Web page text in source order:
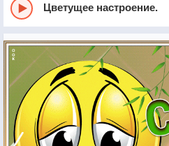
Цветущее настроение.